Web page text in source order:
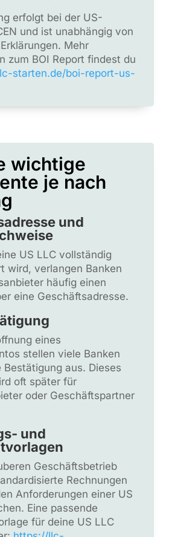
erfolgt bei der US-
und ist unabhängig von
Mehr
zum BOI Report findest du
starten.de/boi-report-us-
wichtige
je nach
und
US LLC vollständig
wird, verlangen Banken
häufig einen
eine Geschäftsadresse.
eines
stellen viele Banken
Bestätigung aus. Dieses
oft später für
oder Geschäftspartner
und
Geschäftsbetrieb
Rechnungen
Anforderungen einer US
Eine passende
für deine US LLC